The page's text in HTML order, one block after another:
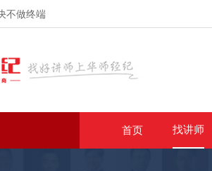
不做终端
首页 找讲师